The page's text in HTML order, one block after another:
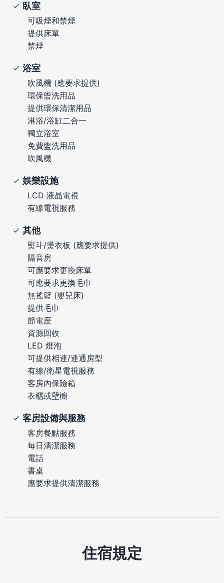
臥室
可吸煙和禁煙
提供床單
禁煙
浴室
吹風機 (應要求提供)
環保盥洗用品
提供環保清潔用品
淋浴/浴缸二合一
獨立浴室
免費盥洗用品
吹風機
娛樂設施
LCD 液晶電視
有線電視服務
其他
熨斗/燙衣板 (應要求提供)
隔音房
可應要求更換床單
可應要求更換毛巾
無搖籃 (嬰兒床)
提供毛巾
節電座
資源回收
LED 燈泡
可提供相連/連通房型
有線/衛星電視服務
客房內保險箱
衣櫃或壁櫥
客房設備與服務
客房餐點服務
每日清潔服務
電話
書桌
應要求提供清潔服務
住宿規定